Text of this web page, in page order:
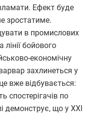
Ефект буде
зростатиме.
в промислових
бойового
економічну
захлинеться у
вже відбувається:
спостерігачів по
демонструє, що у XXI